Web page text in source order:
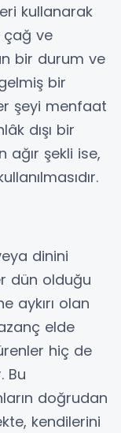
kullanarak
çağ ve
bir durum ve
bir
şeyi menfaat
dışı bir
ağır şekli ise,
dinini
dün olduğu
aykırı olan
elde
hiç de
Bu
doğrudan
kendilerini